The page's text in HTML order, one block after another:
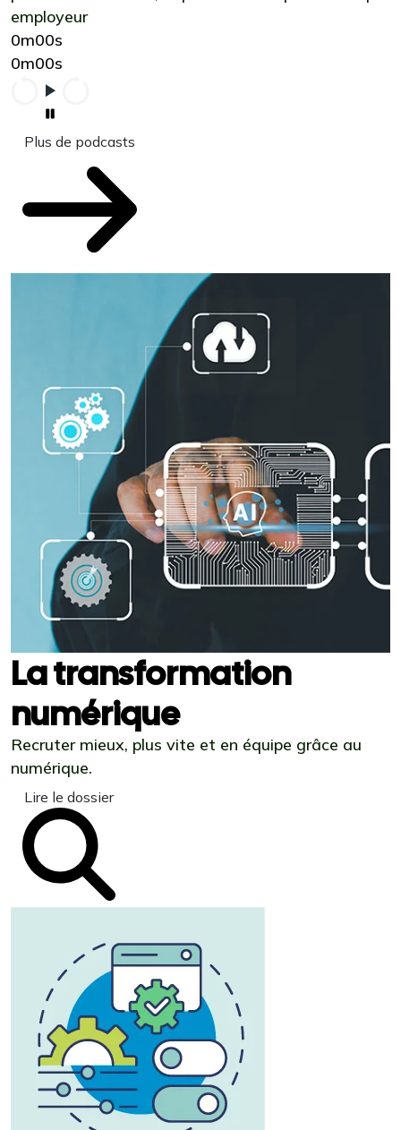
employeur
0m00s
0m00s
Plus de podcasts
La transformation
numérique
Recruter mieux, plus vite et en équipe grâce au
numérique.
Lire le dossier